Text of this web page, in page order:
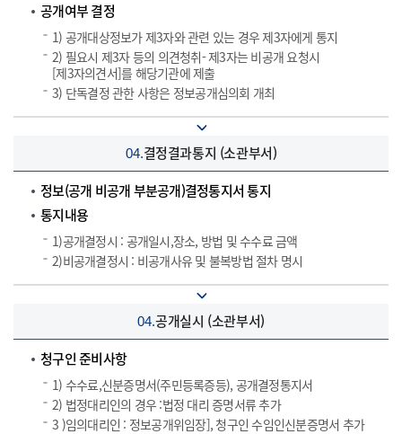
공개여부 결정
1) 공개대상정보가 제3자와 관련 있는 경우 제3자에게 통지
2) 필요시 제3자 등의 의견청취- 제3자는 비공개 요청시
[제3자의견서]를 해당기관에 제출
3) 단독결정 관한 사항은 정보공개심의회 개최
04.결정결과통지 (소관부서)
정보(공개 비공개 부분공개)결정통지서 통지
통지내용
1)공개결정시 : 공개일시,장소, 방법 및 수수료 금액
2)비공개결정시 : 비공개사유 및 불복방법 절차 명시
04.공개실시 (소관부서)
청구인 준비사항
1) 수수료,신분증명서(주민등록증등), 공개결정통지서
2) 법정대리인의 경우 :법정 대리 증명서류 추가
3 )임의대리인 : 정보공개위임장], 청구인 수임인신분증명서 추가